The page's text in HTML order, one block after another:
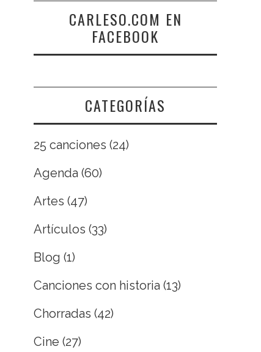
CARLESO.COM EN
FACEBOOK
CATEGORÍAS
25 canciones (24)
Agenda (60)
Artes (47)
Artículos (33)
Blog (1)
Canciones con historia (13)
Chorradas (42)
Cine (27)